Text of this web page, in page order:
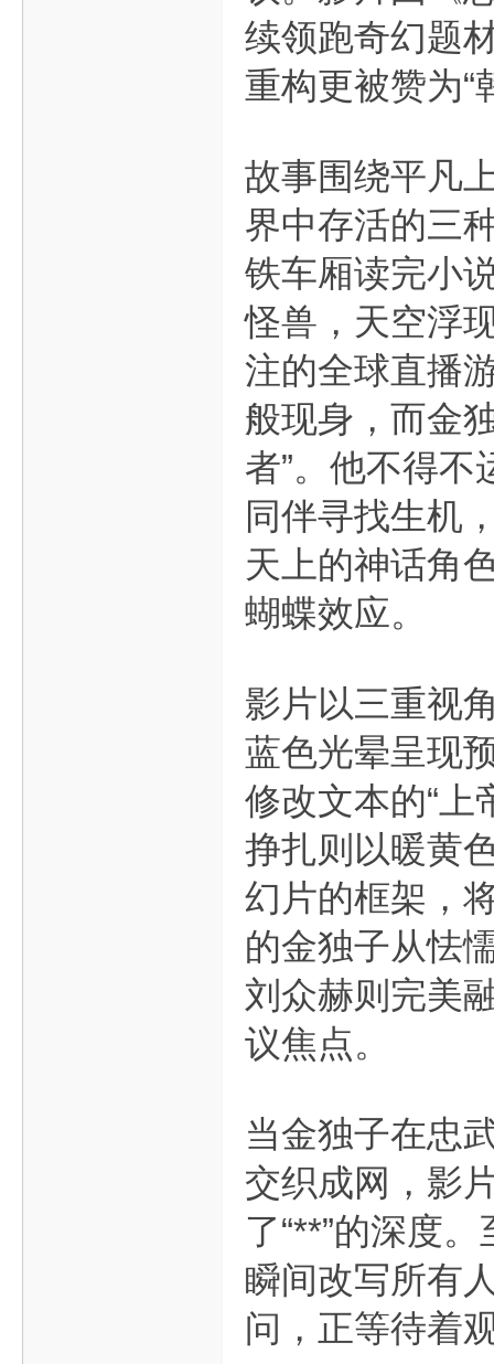
续领跑奇幻题
重构更被赞为“
故事围绕平凡
界中存活的三
铁车厢读完小
怪兽，天空浮
注的全球直播
般现身，而金
者”。他不得
同伴寻找生机
天上的神话角
蝴蝶效应。
影片以三重视
蓝色光晕呈现
修改文本的“上
挣扎则以暖黄
幻片的框架，
的金独子从怯
刘众赫则完美
议焦点。
当金独子在忠
交织成网，影
了“**”的深度
瞬间改写所有
问，正等待着